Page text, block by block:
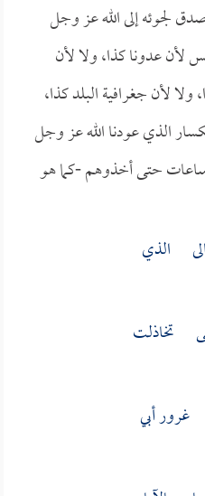
لجوئه إلى الله عز وجل
لأن عدونا كذا، ولا لأن
ولا لأن جغرافية البلد كذا،
الذي عودنا الله عز وجل
ساعات حتى أخذوهم -كما هو
الذي
تخاذلت
غرورأبي